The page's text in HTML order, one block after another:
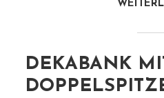
DEKABANK